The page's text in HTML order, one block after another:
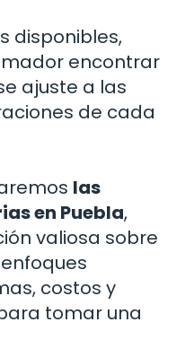
disponibles,
encontrar
ajuste a las
de cada
las
en Puebla,
valiosa sobre
costos y
tomar una